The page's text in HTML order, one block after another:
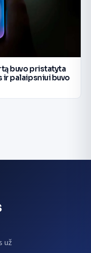
buvo pristatyta
ir palaipsniui buvo
už